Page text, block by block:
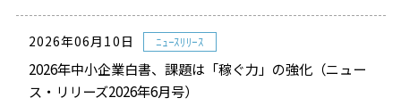
2026年06月10日 ﾆｭｰｽﾘﾘｰｽ
2026年中小企業白書、課題は「稼ぐ力」の強化（ニュー
ス・リリーズ2026年6月号）